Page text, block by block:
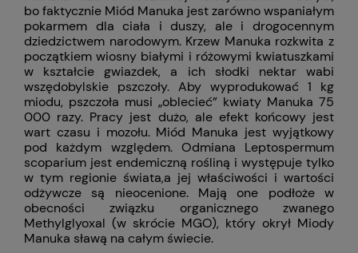
bo faktycznie Miód Manuka jest zarówno wspaniałym
pokarmem dla ciała i duszy, ale i drogocennym
dziedzictwem narodowym. Krzew Manuka rozkwita z
początkiem wiosny białymi i różowymi kwiatuszkami
w kształcie gwiazdek, a ich słodki nektar wabi
wszędobylskie pszczoły. Aby wyprodukować 1 kg
miodu, pszczoła musi „oblecieć” kwiaty Manuka 75
000 razy. Pracy jest dużo, ale efekt końcowy jest
wart czasu i mozołu. Miód Manuka jest wyjątkowy
pod każdym względem. Odmiana Leptospermum
scoparium jest endemiczną rośliną i występuje tylko
w tym regionie świata,a jej właściwości i wartości
odżywcze są nieocenione. Mają one podłoże w
obecności związku organicznego zwanego
Methylglyoxal (w skrócie MGO), który okrył Miody
Manuka sławą na całym świecie.